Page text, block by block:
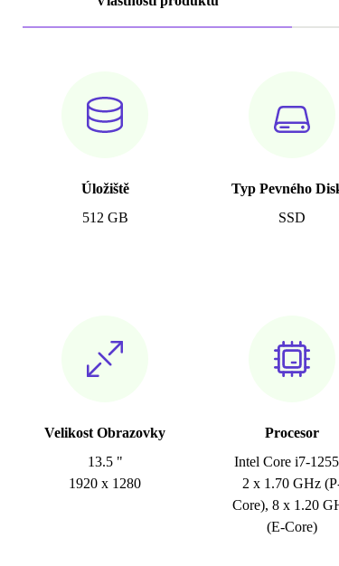
Úložiště
512 GB
Typ Pevného
SSD
Velikost Obrazovky
13.5 "
1920 x 1280
Procesor
Intel Core i7-
2 x 1.70 GHz
Core), 8 x 1.20
(E-Core)